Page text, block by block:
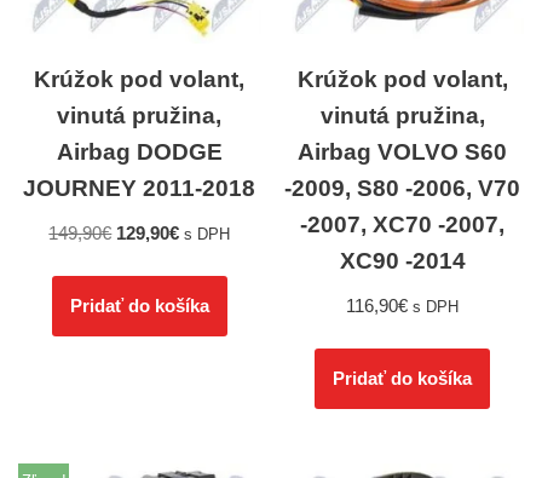
Krúžok pod volant,
vinutá pružina,
Airbag DODGE
JOURNEY 2011-2018
149,90€ 129,90€ s DPH
Pridať do košíka
Krúžok pod volant,
vinutá pružina,
Airbag VOLVO S60
-2009, S80 -2006, V70
-2007, XC70 -2007,
XC90 -2014
116,90€ s DPH
Pridať do košíka